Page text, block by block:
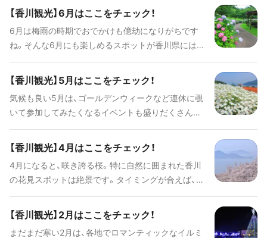
沢山あります。ぜひ、チェックして夏休みの計画にも
役立ててみてください。
【香川観光】6月はここをチェック！
6月は梅雨の時期でおでかけも億劫になりがちです
ね。そんな6月にも楽しめるスポットが香川県にはた
こそ楽しめるおすすめスポットをご紹介します。
【香川観光】5月はここをチェック！
気候も良い5月は、ゴールデンウィークなど連休に覗
いて参加してみたくなるイベントも盛りだくさん。
て、ぜひプランの参考にしてみてください。
【香川観光】4月はここをチェック！
4月になると、咲き誇る桜。特に自然に囲まれた香川
の花見スポットは絶景です。タイミングが合えば、さ
の参考にしてみてください。
【香川観光】2月はここをチェック！
まだまだ寒い2月は、各地でロマンティックなイルミ